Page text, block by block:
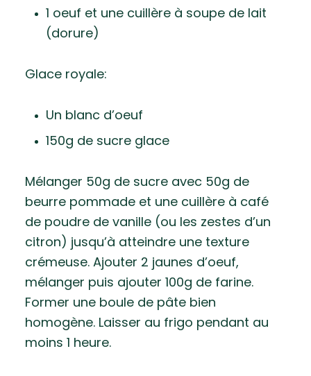
1 oeuf et une cuillère à soupe de lait
(dorure)
Glace royale:
Un blanc d’oeuf
150g de sucre glace
Mélanger 50g de sucre avec 50g de
beurre pommade et une cuillère à café
de poudre de vanille (ou les zestes d’un
citron) jusqu’à atteindre une texture
crémeuse. Ajouter 2 jaunes d’oeuf,
mélanger puis ajouter 100g de farine.
Former une boule de pâte bien
homogène. Laisser au frigo pendant au
moins 1 heure.